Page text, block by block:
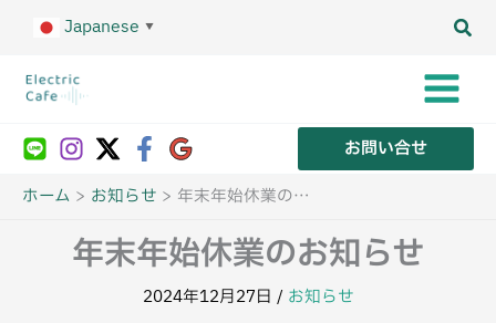
Japanese ▼
お問い合せ
ホーム お知らせ 年末年始休業のお知らせ
年末年始休業のお知らせ
2024年12月27日 / お知らせ